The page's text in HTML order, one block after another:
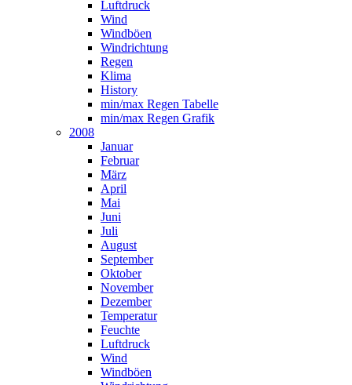
Luftdruck
Wind
Windböen
Windrichtung
Regen
Klima
History
min/max Regen Tabelle
min/max Regen Grafik
2008
Januar
Februar
März
April
Mai
Juni
Juli
August
September
Oktober
November
Dezember
Temperatur
Feuchte
Luftdruck
Wind
Windböen